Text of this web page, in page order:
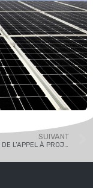
SUIVANT
LANCEMENT DE L’APPEL À PROJETS BOURGOGNE FRANCHE-COMTÉ FILIÈRES